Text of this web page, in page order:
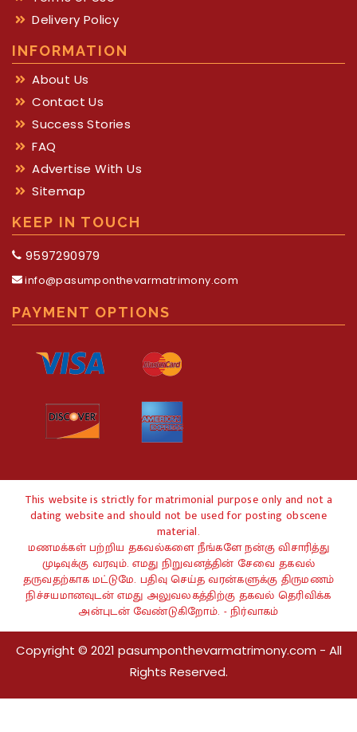
Delivery Policy
INFORMATION
About Us
Contact Us
Success Stories
FAQ
Advertise With Us
Sitemap
KEEP IN TOUCH
9597290979
info@pasumponthevarmatrimony.com
PAYMENT OPTIONS
This website is strictly for matrimonial purpose only and not a
dating website and should not be used for posting obscene
material.
மணமக்கள் பற்றிய தகவல்களை நீங்களே நன்கு விசாரித்து
முடிவுக்கு வரவும். எமது நிறுவனத்தின் சேவை தகவல்
தருவதற்காக மட்டுமே. பதிவு செய்த வரன்களுக்கு திருமணம்
நிச்சயமானவுடன் எமது அலுவலகத்திற்கு தகவல் தெரிவிக்க
அன்புடன் வேண்டுகிறோம். - நிர்வாகம்
Copyright © 2021 pasumponthevarmatrimony.com - All
Rights Reserved.